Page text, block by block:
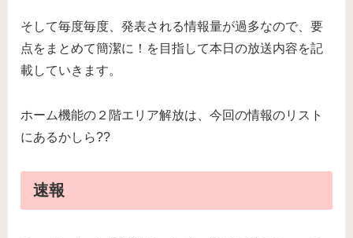
そして毎度毎度、発表される情報量が過多なので、要
点をまとめて簡潔に！を目指して本日の放送内容を記
載していきます。
ホーム機能の２階エリア解放は、今回の情報のリスト
にあるかしら??
速報